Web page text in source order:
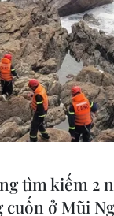
tìm kiếm 2
cuốn ở Mũi